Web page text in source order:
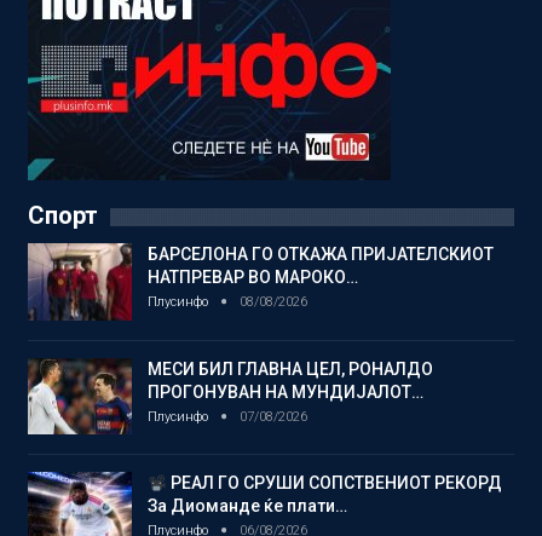
Спорт
БАРСЕЛОНА ГО ОТКАЖА ПРИЈАТЕЛСКИОТ
НАТПРЕВАР ВО МАРОКО…
Плусинфо 08/08/2026
МЕСИ БИЛ ГЛАВНА ЦЕЛ, РОНАЛДО
ПРОГОНУВАН НА МУНДИЈАЛОТ…
Плусинфо 07/08/2026
РЕАЛ ГО СРУШИ СОПСТВЕНИОТ РЕКОРД
За Диоманде ќе плати…
Плусинфо 06/08/2026